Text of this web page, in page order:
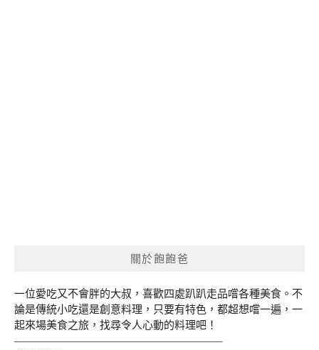
關於飽飽爸
一位愛吃又不會胖的大叔，喜歡四處趴趴走品嚐各種美食。不
論是傳統小吃還是創意料理，只要有特色，都超想嚐一遍，一
起來場美食之旅，找尋令人心動的料理吧！
———————————————————–